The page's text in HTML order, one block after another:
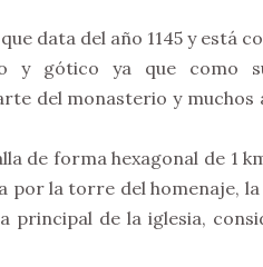
data del año 1145 y está
y gótico ya que como
del monasterio y muchos
de forma hexagonal de 1
la torre del homenaje,
de la iglesia,